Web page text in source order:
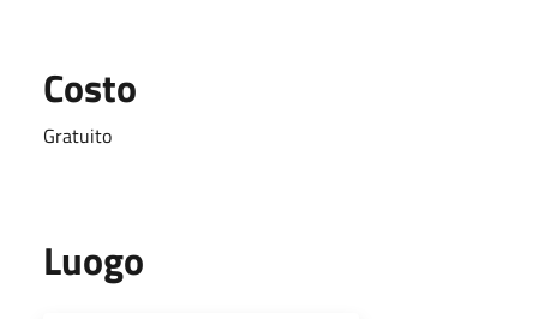
Costo
Gratuito
Luogo